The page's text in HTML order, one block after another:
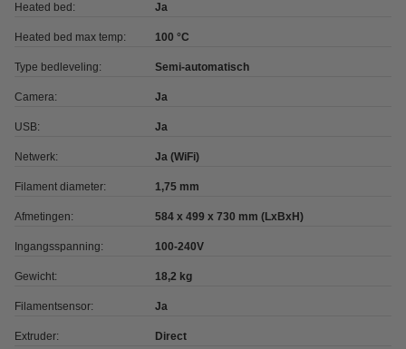
Heated bed: Ja
Heated bed max temp: 100 °C
Type bedleveling: Semi-automatisch
Camera: Ja
USB: Ja
Netwerk: Ja (WiFi)
Filament diameter: 1,75 mm
Afmetingen: 584 x 499 x 730 mm (LxBxH)
Ingangsspanning: 100-240V
Gewicht: 18,2 kg
Filamentsensor: Ja
Extruder: Direct